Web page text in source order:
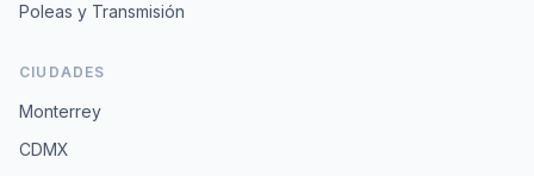
Poleas y Transmisión
CIUDADES
Monterrey
CDMX